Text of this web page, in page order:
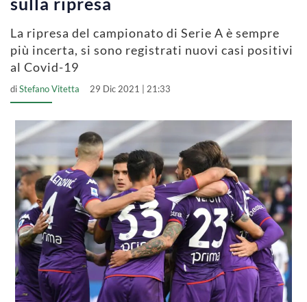
La ripresa del campionato di Serie A è sempre
più incerta, si sono registrati nuovi casi positivi
al Covid-19
diStefano Vitetta 29 Dic 2021 | 21:33